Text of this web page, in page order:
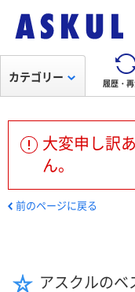
履歴・
カテゴリー
大変申し訳
ん。
前のページに戻る
アスクルのベ